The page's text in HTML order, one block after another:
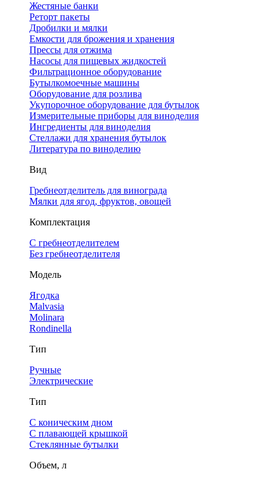
Жестяные банки
Реторт пакеты
Дробилки и мялки
Емкости для брожения и хранения
Прессы для отжима
Насосы для пищевых жидкостей
Фильтрационное оборудование
Бутылкомоечные машины
Оборудование для розлива
Укупорочное оборудование для бутылок
Измерительные приборы для виноделия
Ингредиенты для виноделия
Стеллажи для хранения бутылок
Литература по виноделию
Вид
Гребнеотделитель для винограда
Мялки для ягод, фруктов, овощей
Комплектация
С гребнеотделителем
Без гребнеотделителя
Модель
Ягодка
Malvasia
Molinara
Rondinella
Тип
Ручные
Электрические
Тип
С коническим дном
С плавающей крышкой
Стеклянные бутылки
Объем, л